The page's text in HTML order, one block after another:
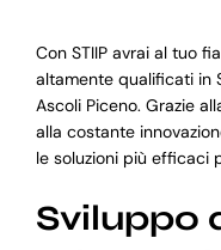
Con STIIP avrai al tuo
altamente qualificati in
Ascoli Piceno. Grazie
alla costante
le soluzioni più efficaci
Sviluppo